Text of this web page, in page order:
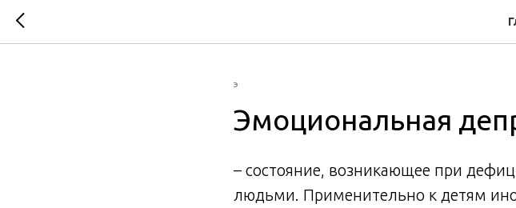
Э
Эмоциональная
– состояние, возникающее при
людьми. Применительно к детям